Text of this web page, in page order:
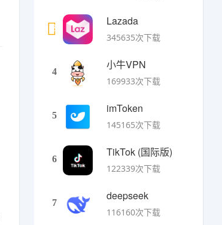
3
Lazada
345635次下载
4
小牛VPN
169933次下载
5
imToken
145165次下载
6
TikTok (国际版)
122339次下载
7
deepseek
116160次下载